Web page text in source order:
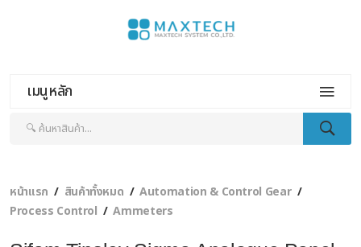
เมนูหลัก
หน้าแรก สินค้าทั้งหมด
Automation & Control Gear
Process Control
Ammeters